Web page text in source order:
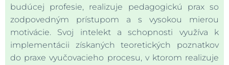
budúcej profesie, realizuje pedagogickú prax so
zodpovedným prístupom a s vysokou mierou
motivácie. Svoj intelekt a schopnosti využíva k
implementácii získaných teoretických poznatkov
do praxe vyučovacieho procesu, v ktorom realizuje